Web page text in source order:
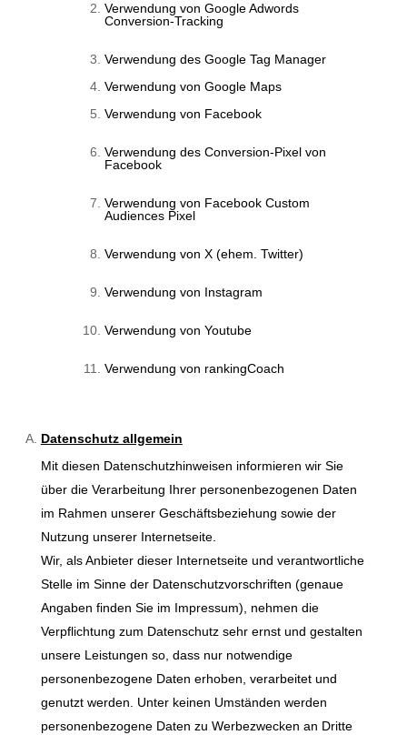
Verwendung von Google Adwords
Conversion-Tracking
Verwendung des Google Tag Manager
Verwendung von Google Maps
Verwendung von Facebook
Verwendung des Conversion-Pixel von
Facebook
Verwendung von Facebook Custom
Audiences Pixel
Verwendung von X (ehem. Twitter)
Verwendung von Instagram
Verwendung von Youtube
Verwendung von rankingCoach
Datenschutz allgemein
Mit diesen Datenschutzhinweisen informieren wir Sie
über die Verarbeitung Ihrer personenbezogenen Daten
im Rahmen unserer Geschäftsbeziehung sowie der
Nutzung unserer Internetseite.
Wir, als Anbieter dieser Internetseite und verantwortliche
Stelle im Sinne der Datenschutzvorschriften (genaue
Angaben finden Sie im Impressum), nehmen die
Verpflichtung zum Datenschutz sehr ernst und gestalten
unsere Leistungen so, dass nur notwendige
personenbezogene Daten erhoben, verarbeitet und
genutzt werden. Unter keinen Umständen werden
personenbezogene Daten zu Werbezwecken an Dritte